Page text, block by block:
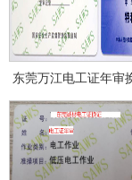
东莞万江电工证年审